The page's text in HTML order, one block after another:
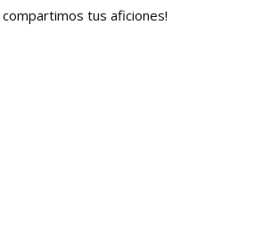
compartimos tus aficiones!